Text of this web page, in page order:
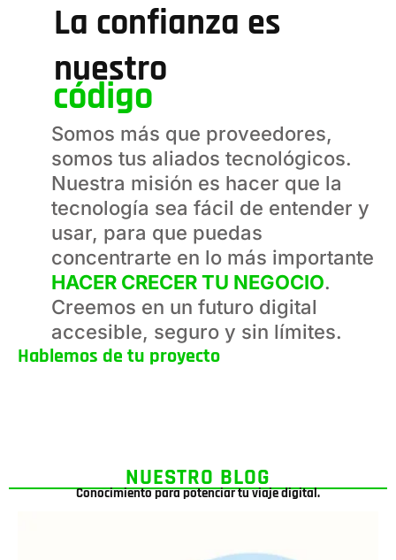
La confianza es
nuestro
código
Somos más que proveedores,
somos tus aliados tecnológicos.
Nuestra misión es hacer que la
tecnología sea fácil de entender y
usar, para que puedas
concentrarte en lo más importante
HACER CRECER TU NEGOCIO.
Creemos en un futuro digital
accesible, seguro y sin límites.
Hablemos de tu proyecto
NUESTRO BLOG
Conocimiento para potenciar tu viaje digital.